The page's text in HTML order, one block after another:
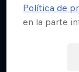
Política de
en la parte